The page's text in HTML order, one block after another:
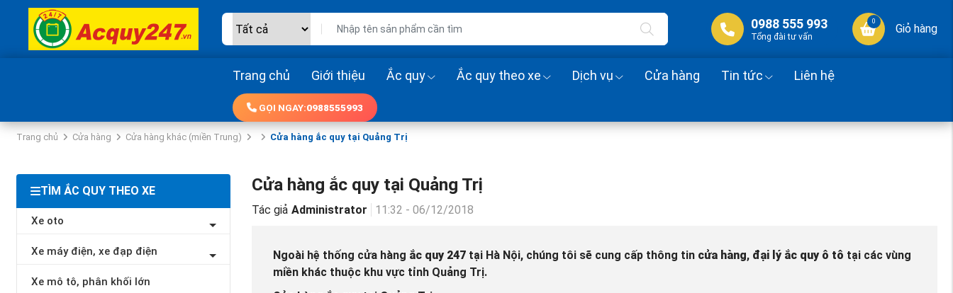
0988 555 993
Tổng đài tư vấn
0
Giỏ hàng
Trang chủ Giới thiệu Ắc quy Ắc quy theo xe Dịch vụ Cửa hàng Tin tức Liên hệ
GỌI NGAY:0988555993
Trang chủ Cửa hàng Cửa hàng khác (miền Trung) Cửa hàng ắc quy tại Quảng Trị
TÌM ẮC QUY THEO XE
Xe oto
Xe máy điện, xe đạp điện
Xe mô tô, phân khối lớn
Cửa hàng ắc quy tại Quảng Trị
Tác giả Administrator 11:32 - 06/12/2018
Ngoài hệ thống cửa hàng ắc quy 247tại Hà Nội, chúng tôi sẽ cung cấp thông tin cửa hàng, đại lý ắc quy ô tô tại các vùng
miền khác thuộc khu vực tỉnh Quảng Trị.